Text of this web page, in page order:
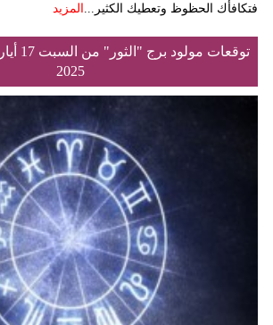
فتكافأك الحظوظ وتعطيك الكثير... المزيد
2025